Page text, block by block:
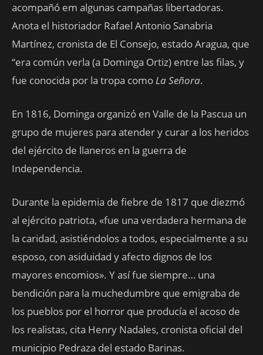
acompañó em algunas campañas libertadoras.
Anota el historiador Rafael Antonio Sanabria
Martínez, cronista de El Consejo, estado Aragua, que
“era común verla (a Dominga Ortiz) entre las filas, y
fue conocida por la tropa comoLa Señora.
En 1816, Dominga organizó en Valle de la Pascua un
grupo de mujeres para atender y curar a los heridos
del ejército de llaneros en la guerra de
Independencia.
Durante la epidemia de fiebre de 1817 que diezmó
al ejército patriota, «fue una verdadera hermana de
la caridad, asistiéndolos a todos, especialmente a su
esposo, con asiduidad y afecto dignos de los
mayores encomios». Y así fue siempre… una
bendición para la muchedumbre que emigraba de
los pueblos por el horror que producía el acoso de
los realistas, cita Henry Nadales, cronista oficial del
municipio Pedraza del estado Barinas.